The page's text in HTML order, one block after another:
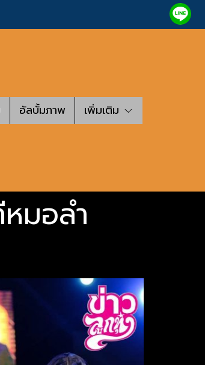
อัลบั้มภาพ เพิ่มเติม
มอลำ